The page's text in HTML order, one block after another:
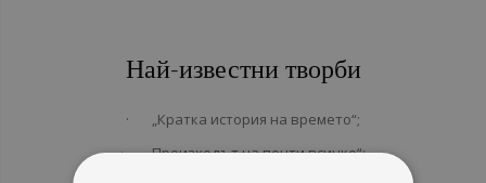
Най-известни творби
· „Кратка история на времето“;
· „Произходът на почти всичко“;